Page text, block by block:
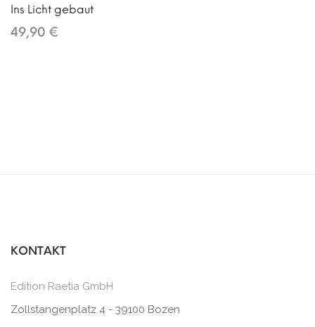
Ins Licht gebaut
49,90 €
KONTAKT
Edition Raetia GmbH
Zollstangenplatz 4 - 39100 Bozen